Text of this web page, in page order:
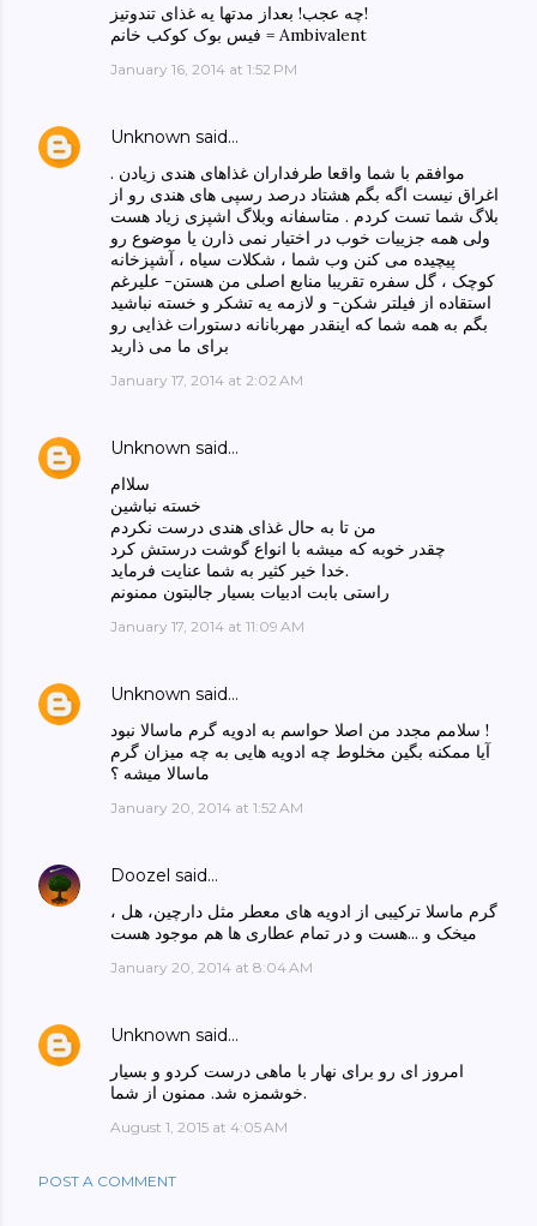
چه عجب! بعداز مدتها یه غذای تندوتیز!
فیس بوک کوکب خانم = Ambivalent
January 16, 2014 at 1:52 PM
Unknown said…
موافقم با شما واقعا طرفداران غذاهای هندی زیادن .
اغراق نیست اگه بگم هشتاد درصد رسپی های هندی رو از
بلاگ شما تست کردم . متاسفانه وبلاگ اشپزی زیاد هست
ولی همه جزییات خوب در اختیار نمی ذارن یا موضوع رو
پیچیده می کنن وب شما ، شکلات سیاه ، آشپزخانه
کوچک ، گل سفره تقریبا منابع اصلی من هستن- علیرغم
استقاده از فیلتر شکن- و لازمه یه تشکر و خسته نباشید
بگم به همه شما که اینقدر مهربانانه دستورات غذایی رو
برای ما می ذارید
January 17, 2014 at 2:02 AM
Unknown said…
سلاام
خسته نباشین
من تا به حال غذای هندی درست نکردم
چقدر خوبه که میشه با انواع گوشت درستش کرد
خدا خیر کثیر به شما عنایت فرماید.
راستی بابت ادبیات بسیار جالبتون ممنونم
January 17, 2014 at 11:09 AM
Unknown said…
سلامم مجدد من اصلا حواسم به ادویه گرم ماسالا نبود !
آیا ممکنه بگین مخلوط چه ادویه هایی به چه میزان گرم
ماسالا میشه ؟
January 20, 2014 at 1:52 AM
Doozel said…
گرم ماسلا ترکیبی از ادویه های معطر مثل دارچین، هل ،
میخک و ...هست و در تمام عطاری ها هم موجود هست
January 20, 2014 at 8:04 AM
Unknown said…
امروز ای رو برای نهار با ماهی درست کردو و بسیار
خوشمزه شد. ممنون از شما.
August 1, 2015 at 4:05 AM
POST A COMMENT